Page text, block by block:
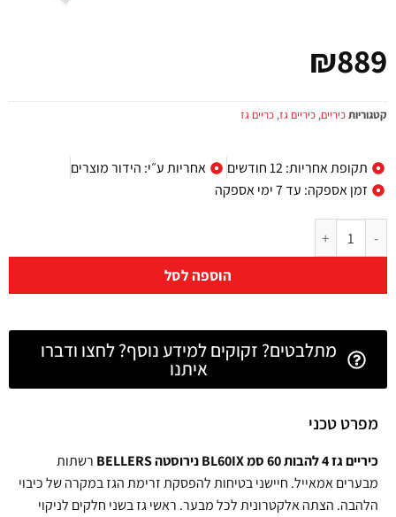
₪889
קטגוריותכיריים, כיריים גז, כריים גז
תקופת אחריות: 12 חודשים
אחריות ע״י: הידור מוצרים
זמן אספקה: עד 7 ימי אספקה
הוספה לסל
מתלבטים? זקוקים למידע נוסף? לחצו ודברו
איתנו
מפרט טכני
כיריים גז 4 להבות 60 סמ BL60IX נירוסטה BELLERS
רשתות
מבערים אמאייל. חיישני בטיחות להפסקת זרימת הגז במקרה של כיבוי
הלהבה. הצתה אלקטרונית לכל מבער. ראשי גז בשני חלקים לניקוי